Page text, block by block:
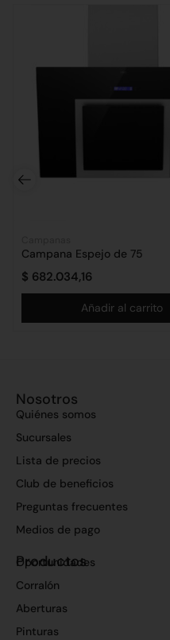
Campana Espejo de 75
$ 682.034,16
Añadir al carrito
Nosotros
Quiénes somos
Sucursales
Lista de precios
Club de beneficios
Preguntas frecuentes
Medios de pago
Productos
Oportunidades
Corralón
Aberturas
Pinturas